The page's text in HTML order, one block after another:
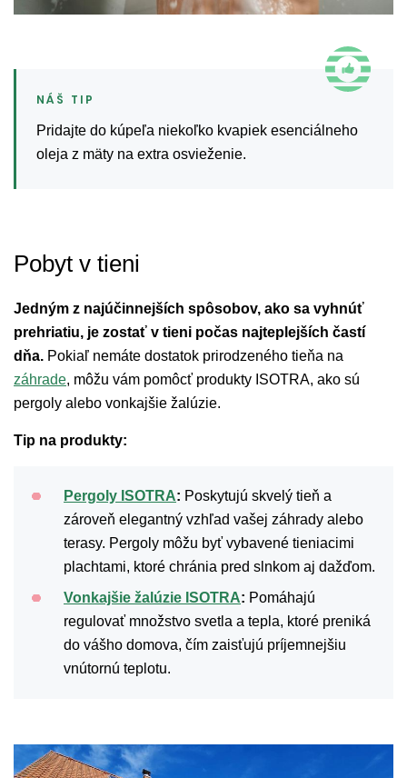
Pridajte do kúpeľa niekoľko kvapiek esenciálneho
oleja z mäty na extra osvieženie.
Pobyt v tieni
Jedným z najúčinnejších spôsobov, ako sa vyhnúť
prehriatiu, je zostať v tieni počas najteplejších častí
dňa. Pokiaľ nemáte dostatok prirodzeného tieňa na
záhrade, môžu vám pomôcť produkty ISOTRA, ako sú
pergoly alebo vonkajšie žalúzie.
Tip na produkty:
Pergoly ISOTRA: Poskytujú skvelý tieň a
zároveň elegantný vzhľad vašej záhrady alebo
terasy. Pergoly môžu byť vybavené tieniacimi
plachtami, ktoré chránia pred slnkom aj dažďom.
Vonkajšie žalúzie ISOTRA: Pomáhajú
regulovať množstvo svetla a tepla, ktoré preniká
do vášho domova, čím zaisťujú príjemnejšiu
vnútornú teplotu.